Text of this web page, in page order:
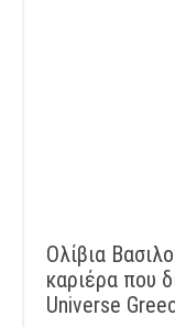
Ολίβια
καριέρα που
Universe